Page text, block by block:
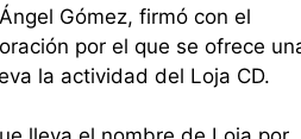
Gómez, firmó con el
por el que se ofrece
la actividad del Loja CD.